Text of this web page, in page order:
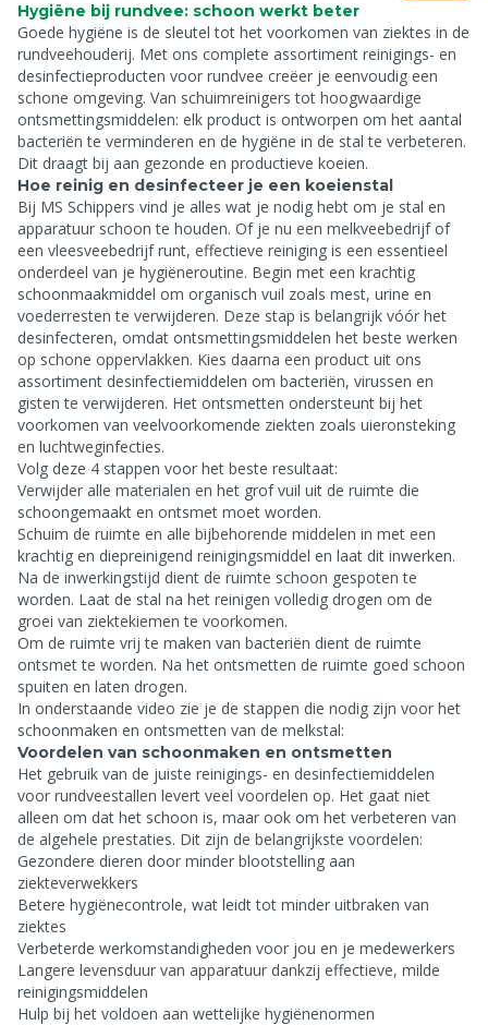
Hygiëne bij rundvee: schoon werkt beter
Goede hygiëne is de sleutel tot het voorkomen van ziektes in de
rundveehouderij. Met ons complete assortiment reinigings- en
desinfectieproducten voor rundvee creëer je eenvoudig een
schone omgeving. Van schuimreinigers tot hoogwaardige
ontsmettingsmiddelen: elk product is ontworpen om het aantal
bacteriën te verminderen en de hygiëne in de stal te verbeteren.
Dit draagt bij aan gezonde en productieve koeien.
Hoe reinig en desinfecteer je een koeienstal
Bij MS Schippers vind je alles wat je nodig hebt om je stal en
apparatuur schoon te houden. Of je nu een melkveebedrijf of
een vleesveebedrijf runt, effectieve reiniging is een essentieel
onderdeel van je hygiëneroutine. Begin met een krachtig
schoonmaakmiddel om organisch vuil zoals mest, urine en
voederresten te verwijderen. Deze stap is belangrijk vóór het
desinfecteren, omdat ontsmettingsmiddelen het beste werken
op schone oppervlakken. Kies daarna een product uit ons
assortiment desinfectiemiddelen om bacteriën, virussen en
gisten te verwijderen. Het ontsmetten ondersteunt bij het
voorkomen van veelvoorkomende ziekten zoals uieronsteking
en luchtweginfecties.
Volg deze 4 stappen voor het beste resultaat:
Verwijder alle materialen en het grof vuil uit de ruimte die
schoongemaakt en ontsmet moet worden.
Schuim de ruimte en alle bijbehorende middelen in met een
krachtig en diepreinigend reinigingsmiddel en laat dit inwerken.
Na de inwerkingstijd dient de ruimte schoon gespoten te
worden. Laat de stal na het reinigen volledig drogen om de
groei van ziektekiemen te voorkomen.
Om de ruimte vrij te maken van bacteriën dient de ruimte
ontsmet te worden. Na het ontsmetten de ruimte goed schoon
spuiten en laten drogen.
In onderstaande video zie je de stappen die nodig zijn voor het
schoonmaken en ontsmetten van de melkstal:
Voordelen van schoonmaken en ontsmetten
Het gebruik van de juiste reinigings- en desinfectiemiddelen
voor rundveestallen levert veel voordelen op. Het gaat niet
alleen om dat het schoon is, maar ook om het verbeteren van
de algehele prestaties. Dit zijn de belangrijkste voordelen:
Gezondere dieren door minder blootstelling aan
ziekteverwekkers
Betere hygiënecontrole, wat leidt tot minder uitbraken van
ziektes
Verbeterde werkomstandigheden voor jou en je medewerkers
Langere levensduur van apparatuur dankzij effectieve, milde
reinigingsmiddelen
Hulp bij het voldoen aan wettelijke hygiënenormen